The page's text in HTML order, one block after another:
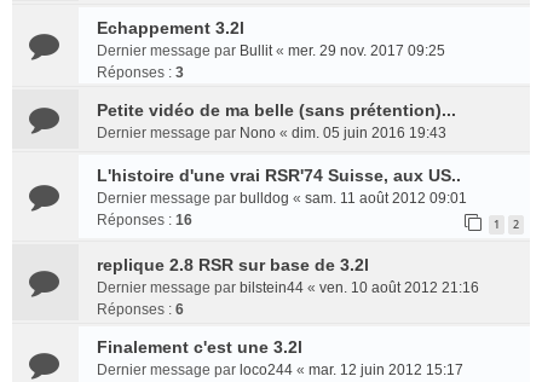
Echappement 3.2l
Dernier message par Bullit« mer. 29 nov. 2017 09:25
Réponses : 3
Petite vidéo de ma belle (sans prétention)...
Dernier message par Nono « dim. 05 juin 2016 19:43
L'histoire d'une vrai RSR'74 Suisse, aux US..
Dernier message par bulldog « sam. 11 août 2012 09:01
Réponses : 16 1 2
replique 2.8 RSR sur base de 3.2l
Dernier message par bilstein44 « ven. 10 août 2012 21:16
Réponses : 6
Finalement c'est une 3.2l
Dernier message par loco244 « mar. 12 juin 2012 15:17